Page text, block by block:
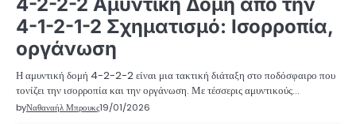
4-1-2-1-2 Σχηματισμό: Ισορροπία,
οργάνωση
Η αμυντική δομή 4-2-2-2 είναι μια τακτική διάταξη στο ποδόσφαιρο που
τονίζει την ισορροπία και την οργάνωση. Με τέσσερις αμυντικούς…
byΝαθαναήλ Μπρουκς19/01/2026